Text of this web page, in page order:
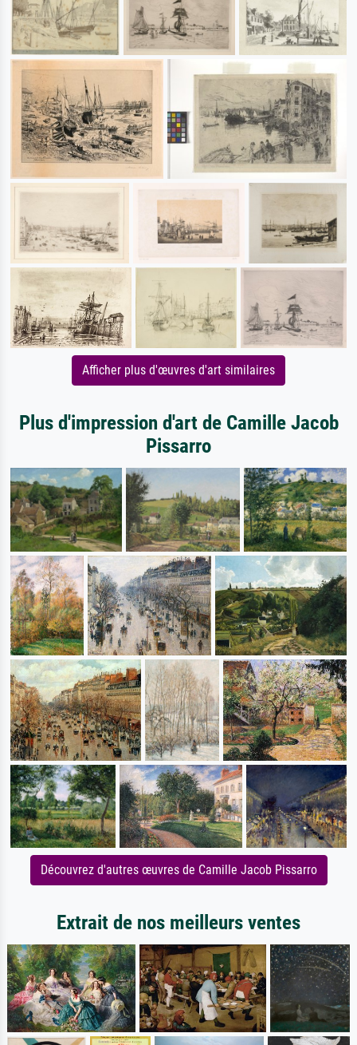
Afficher plus d'œuvres d'art similaires
Plus d'impression d'art de Camille Jacob
Pissarro
Découvrez d'autres œuvres de Camille Jacob Pissarro
Extrait de nos meilleurs ventes